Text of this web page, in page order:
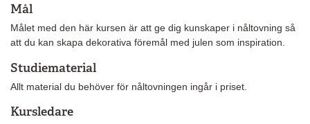
Mål
Målet med den här kursen är att ge dig kunskaper i nåltovning så
att du kan skapa dekorativa föremål med julen som inspiration.
Studiematerial
Allt material du behöver för nåltovningen ingår i priset.
Kursledare